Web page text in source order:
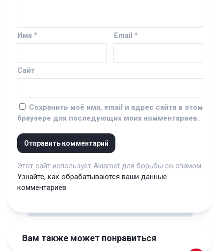
Имя * Email *
Сайт
Сохранить моё имя, email и адрес сайта в этом
браузере для последующих моих комментариев.
Этот сайт использует Akismet для борьбы со спамом.
Узнайте, как обрабатываются ваши данные
комментариев.
Вам также может понравиться